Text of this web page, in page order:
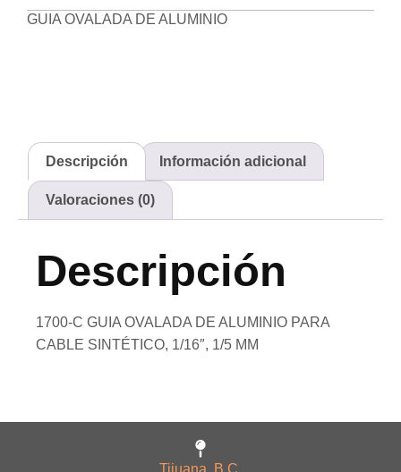
GUIA OVALADA DE ALUMINIO
Descripción Información adicional
Valoraciones (0)
Descripción
1700-C GUIA OVALADA DE ALUMINIO PARA
CABLE SINTÉTICO, 1/16″, 1/5 MM